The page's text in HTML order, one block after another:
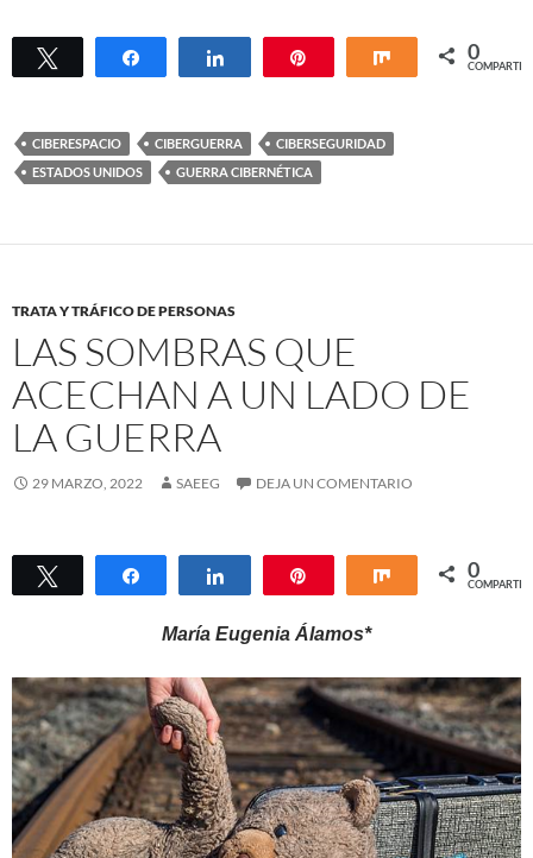
Twittear Compartir Compartir Compartir
0
COMPARTIR
CIBERESPACIO CIBERGUERRA
CIBERSEGURIDAD
ESTADOS UNIDOS
GUERRA CIBERNÉTICA
TRATA Y TRÁFICO DE PERSONAS
LAS SOMBRAS QUE
ACECHAN A UN LADO DE
LA GUERRA
29 MARZO, 2022 SAEEG DEJA UN COMENTARIO
Twittear Compartir Compartir Compartir
0
COMPARTIR
María Eugenia Álamos*